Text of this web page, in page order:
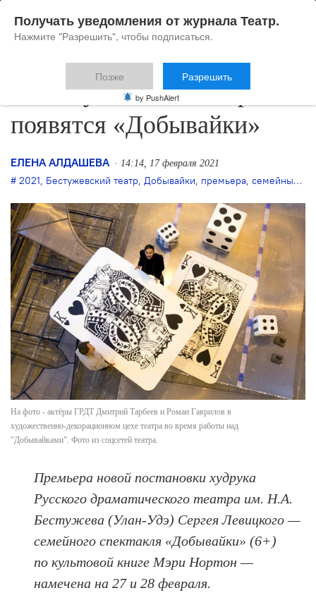
В Бестужевском театре
появятся «Добывайки»
ЕЛЕНА АЛДАШЕВА 14:14, 17 февраля 2021
2021, Бестужевский театр, Добывайки, премьера, семейный спектакль
На фото - актёры ГРДТ Дмитрий Тарбеев и Роман Гаврилов в
художественно-декорационном цехе театра во время работы над
"Добывайками". Фото из соцсетей театра.
Премьера новой постановки худрука
Русского драматического театра им. Н.А.
Бестужева (Улан-Удэ) Сергея Левицкого —
семейного спектакля «Добывайки» (6+)
по культовой книге Мэри Нортон —
намечена на 27 и 28 февраля.
Получать уведомления от журнала Театр.
Нажмите "Разрешить", чтобы подписаться.
Позже Разрешить
by PushAlert